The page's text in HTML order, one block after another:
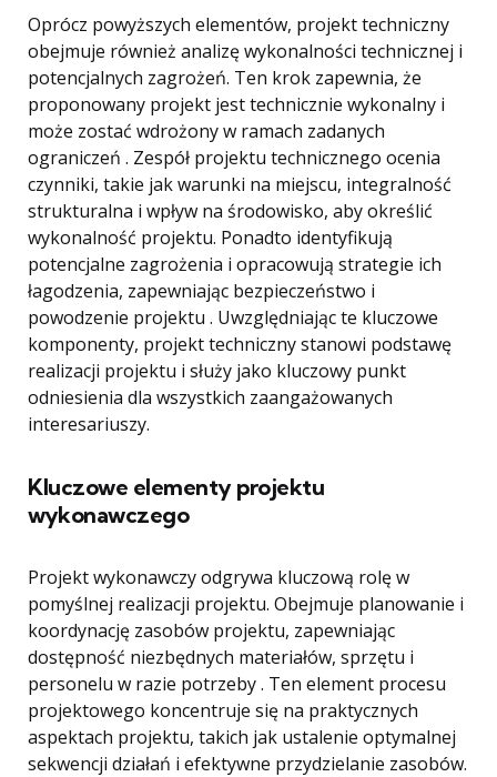
Oprócz powyższych elementów, projekt techniczny
obejmuje również analizę wykonalności technicznej i
potencjalnych zagrożeń. Ten krok zapewnia, że ​​
proponowany projekt jest technicznie wykonalny i
może zostać wdrożony w ramach zadanych
ograniczeń . Zespół projektu technicznego ocenia
czynniki, takie jak warunki na miejscu, integralność
strukturalna i wpływ na środowisko, aby określić
wykonalność projektu. Ponadto identyfikują
potencjalne zagrożenia i opracowują strategie ich
łagodzenia, zapewniając bezpieczeństwo i
powodzenie projektu . Uwzględniając te kluczowe
komponenty, projekt techniczny stanowi podstawę
realizacji projektu i służy jako kluczowy punkt
odniesienia dla wszystkich zaangażowanych
interesariuszy.
Kluczowe elementy projektu
wykonawczego
Projekt wykonawczy odgrywa kluczową rolę w
pomyślnej realizacji projektu. Obejmuje planowanie i
koordynację zasobów projektu, zapewniając
dostępność niezbędnych materiałów, sprzętu i
personelu w razie potrzeby . Ten element procesu
projektowego koncentruje się na praktycznych
aspektach projektu, takich jak ustalenie optymalnej
sekwencji działań i efektywne przydzielanie zasobów.